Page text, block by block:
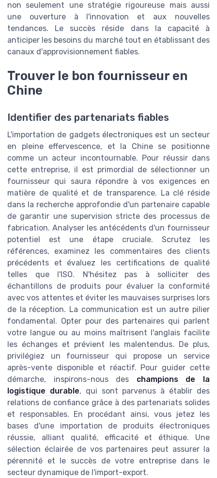
non seulement une stratégie rigoureuse mais aussi
une ouverture à l'innovation et aux nouvelles
tendances. Le succès réside dans la capacité à
anticiper les besoins du marché tout en établissant des
canaux d'approvisionnement fiables.
Trouver le bon fournisseur en
Chine
Identifier des partenariats fiables
L'importation de gadgets électroniques est un secteur
en pleine effervescence, et la Chine se positionne
comme un acteur incontournable. Pour réussir dans
cette entreprise, il est primordial de sélectionner un
fournisseur qui saura répondre à vos exigences en
matière de qualité et de transparence. La clé réside
dans la recherche approfondie d'un partenaire capable
de garantir une supervision stricte des processus de
fabrication. Analyser les antécédents d'un fournisseur
potentiel est une étape cruciale. Scrutez les
références, examinez les commentaires des clients
précédents et évaluez les certifications de qualité
telles que l'ISO. N'hésitez pas à solliciter des
échantillons de produits pour évaluer la conformité
avec vos attentes et éviter les mauvaises surprises lors
de la réception. La communication est un autre pilier
fondamental. Opter pour des partenaires qui parlent
votre langue ou au moins maîtrisent l'anglais facilite
les échanges et prévient les malentendus. De plus,
privilégiez un fournisseur qui propose un service
après-vente disponible et réactif. Pour guider cette
démarche, inspirons-nous des champions de la
logistique durable, qui sont parvenus à établir des
relations de confiance grâce à des partenariats solides
et responsables. En procédant ainsi, vous jetez les
bases d'une importation de produits électroniques
réussie, alliant qualité, efficacité et éthique. Une
sélection éclairée de vos partenaires peut assurer la
pérennité et le succès de votre entreprise dans le
secteur dynamique de l'import-export.